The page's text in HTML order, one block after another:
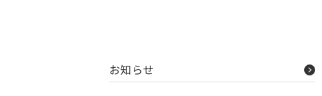
お知らせ